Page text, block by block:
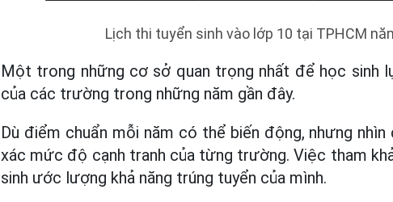
Lịch thi tuyển sinh vào lớp 10 tại TPHCM
Một trong những cơ sở quan trọng nhất để học sinh
của các trường trong những năm gần đây.
Dù điểm chuẩn mỗi năm có thể biến động, nhưng
xác mức độ cạnh tranh của từng trường. Việc tham
sinh ước lượng khả năng trúng tuyển của mình.